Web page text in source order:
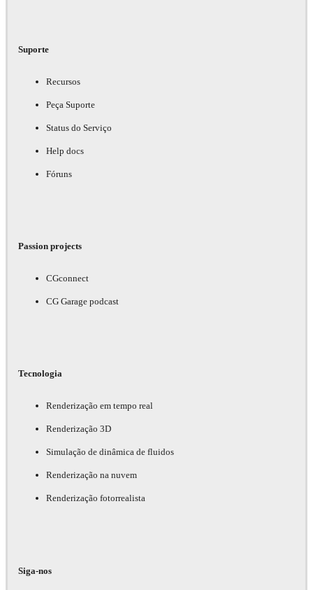
Suporte
Recursos
Peça Suporte
Status do Serviço
Help docs
Fóruns
Passion projects
CGconnect
CG Garage podcast
Tecnologia
Renderização em tempo real
Renderização 3D
Simulação de dinâmica de fluidos
Renderização na nuvem
Renderização fotorrealista
Siga-nos